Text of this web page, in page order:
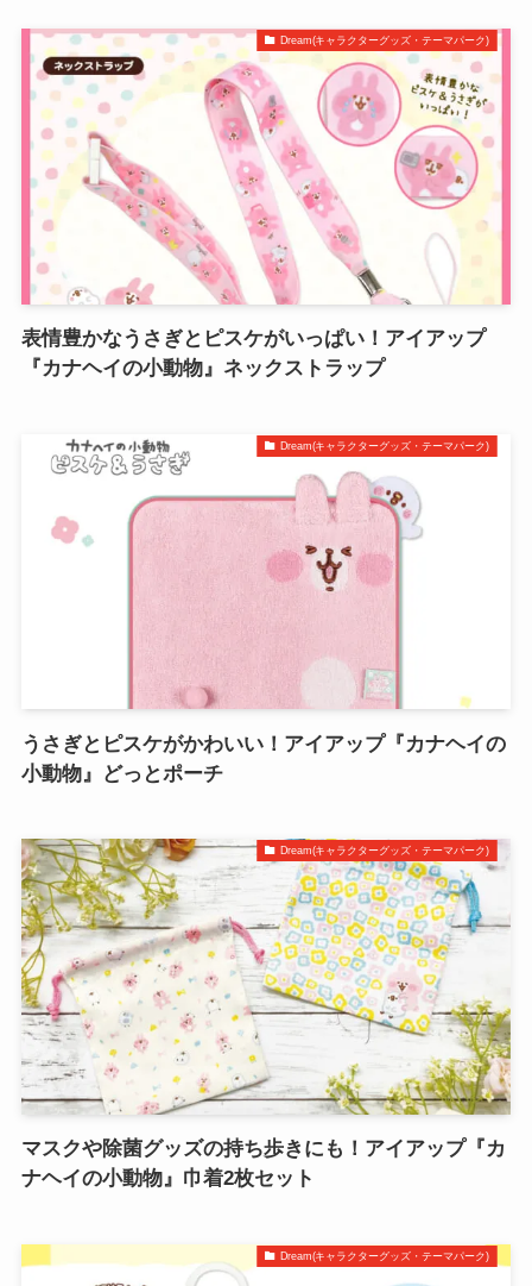
Dream(キャラクターグッズ・テーマパーク)
表情豊かなうさぎとピスケがいっぱい！アイアップ
『カナヘイの小動物』ネックストラップ
Dream(キャラクターグッズ・テーマパーク)
うさぎとピスケがかわいい！アイアップ『カナヘイの
小動物』どっとポーチ
Dream(キャラクターグッズ・テーマパーク)
マスクや除菌グッズの持ち歩きにも！アイアップ『カ
ナヘイの小動物』巾着2枚セット
Dream(キャラクターグッズ・テーマパーク)